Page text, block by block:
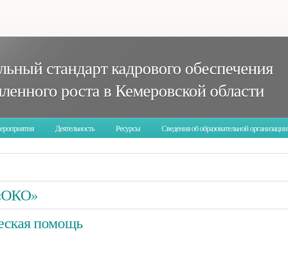
стандарт кадрового обеспечения
роста в Кемеровской области
Деятельность Ресурсы Сведения об образовательной организации
помощь